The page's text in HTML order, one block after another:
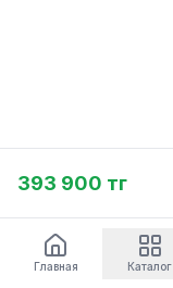
393 900 тг
Главная Каталог